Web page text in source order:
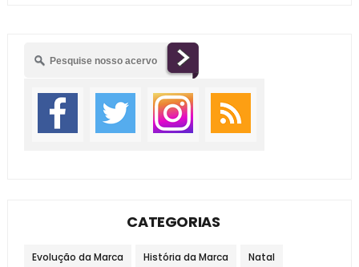
CATEGORIAS
Evolução da Marca História da Marca Natal